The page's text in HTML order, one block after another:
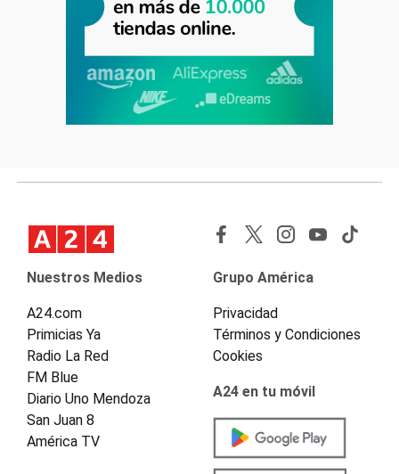
Nuestros Medios
A24.com
Primicias Ya
Radio La Red
FM Blue
Diario Uno Mendoza
San Juan 8
América TV
Grupo América
Privacidad
Términos y Condiciones
Cookies
A24 en tu móvil